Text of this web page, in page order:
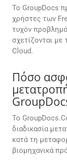
Το GroupDocs
χρήστες των
τυχόν
σχετίζονται
Cloud.
Πόσο
Το
διαδικασία
κατά τη
βιομηχανικά